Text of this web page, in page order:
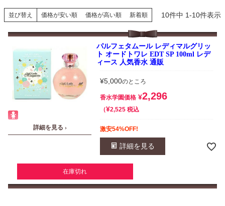
並び替え 価格が安い順 価格が高い順 新着順 10件中 1-10件表示
詳細を見る ›
パルフェタムール レディマルグリッ
ト オードトワレ EDT SP 100ml レデ
ィース 人気香水 通販
¥5,000のところ
香水学園価格 ¥2,296
¥2,525 税込
激安54%OFF!
詳細を見る
在庫切れ